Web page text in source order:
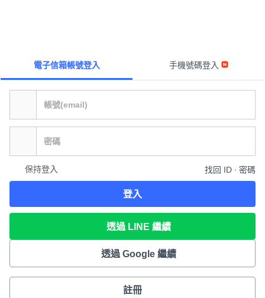
電子信箱帳號登入 手機號碼登入
保持登入 找回 ID ∙ 密碼
登入
透過 LINE 繼續
透過 Google 繼續
註冊